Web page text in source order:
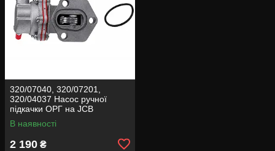
320/07040, 320/07201,
320/04037 Насос ручної
підкачки ОРГ на JCB
В наявності
2 190 ₴